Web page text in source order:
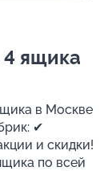
ящика
в Москве
✔
и скидки!
по всей